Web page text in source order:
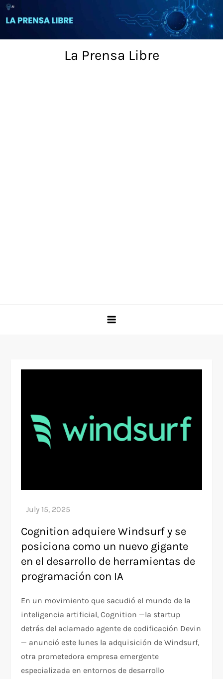
Skip
to
La Prensa Libre
Cognition adquiere Windsurf y se
posiciona como un nuevo gigante
en el desarrollo de herramientas de
programación con IA
En un movimiento que sacudió el mundo de la
inteligencia artificial, Cognition —la startup
detrás del aclamado agente de codificación Devin
— anunció este lunes la adquisición de Windsurf,
otra prometedora empresa emergente
especializada en entornos de desarrollo